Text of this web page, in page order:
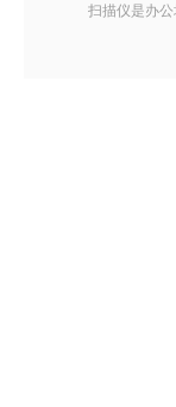
扫描仪是办公场